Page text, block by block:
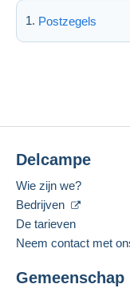
Postzegels
Delcampe
Wie zijn we?
Bedrijven
De tarieven
Neem contact met
Gemeenschap